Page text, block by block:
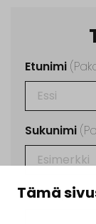
Tämä
Etunimi
Sukunimi
Sähköposti